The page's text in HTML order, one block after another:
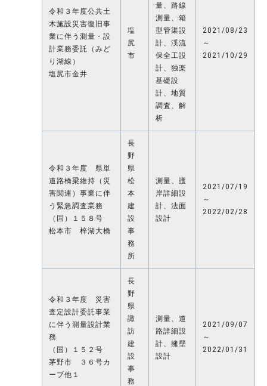
令和３年度公共土
木施設災害復旧事
業に伴う測量・設
計業務委託（みど
り湖線）
塩尻市金井
塩
尻
市
量、路線
測量、箱
型管渠設
計、渓流
保全工設
計、独楽
基礎設
計、地質
調査、解
析
2021/08/23
～
2021/10/29
令和３年度 県単
道路橋梁維持（災
害関連）事業に伴
う緊急調査業務
（国）１５８号
松本市 梓湖大橋
長
野
県
松
本
建
設
事
務
所
測量、護
岸詳細設
計、法面
設計
2021/07/19
～
2022/02/28
令和３年度 災害
査定設計委託事業
に伴う測量設計業
務
（国）１５２号
茅野市 ３６号カ
ーブ他１
長
野
県
諏
訪
建
設
事
務
測量、道
路詳細設
計、擁壁
設計
2021/09/07
～
2022/01/31